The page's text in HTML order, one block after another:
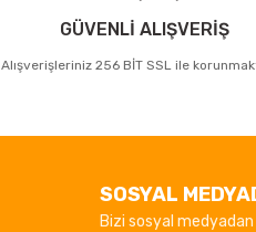
GÜVENLİ ALIŞVERİŞ
Alışverişleriniz 256 BİT SSL ile
SOSYAL
Bizi sosyal